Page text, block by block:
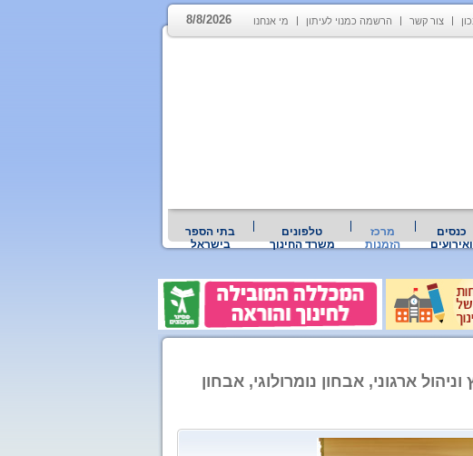
צור קשר הרשמה כמנוי לעיתון מי אנחנו 8/8/2026
כנסים
ואירועים
מרכז
הזמנות
טלפונים
משרד החינוך
בתי הספר
בישראל
ארגוני, אבחון נומרולוגי, אבחון